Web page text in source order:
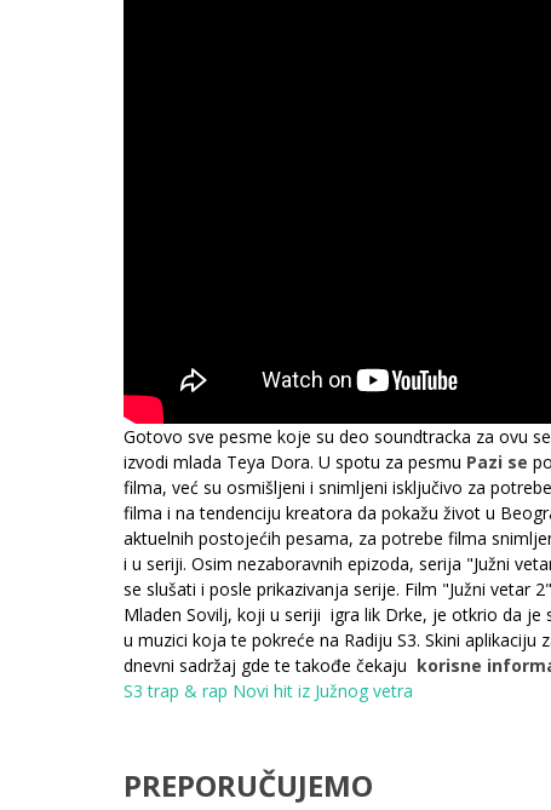
Gotovo sve pesme koje su deo soundtracka za ovu
izvodi mlada Teya Dora. U spotu za pesmu Pazi se
filma, već su osmišljeni i snimljeni isključivo za
filma i na tendenciju kreatora da pokažu život u
aktuelnih postojećih pesama, za potrebe filma
i u seriji. Osim nezaboravnih epizoda, serija "Južni
se slušati i posle prikazivanja serije. Film "Južni
Mladen Sovilj, koji u seriji igra lik Drke, je otkrio da je
u muzici koja te pokreće na Radiju S3. Skini aplikaciju
dnevni sadržaj gde te takođe čekaju korisne
S3 trap & rap Novi hit iz Južnog vetra
PREPORUČUJEMO